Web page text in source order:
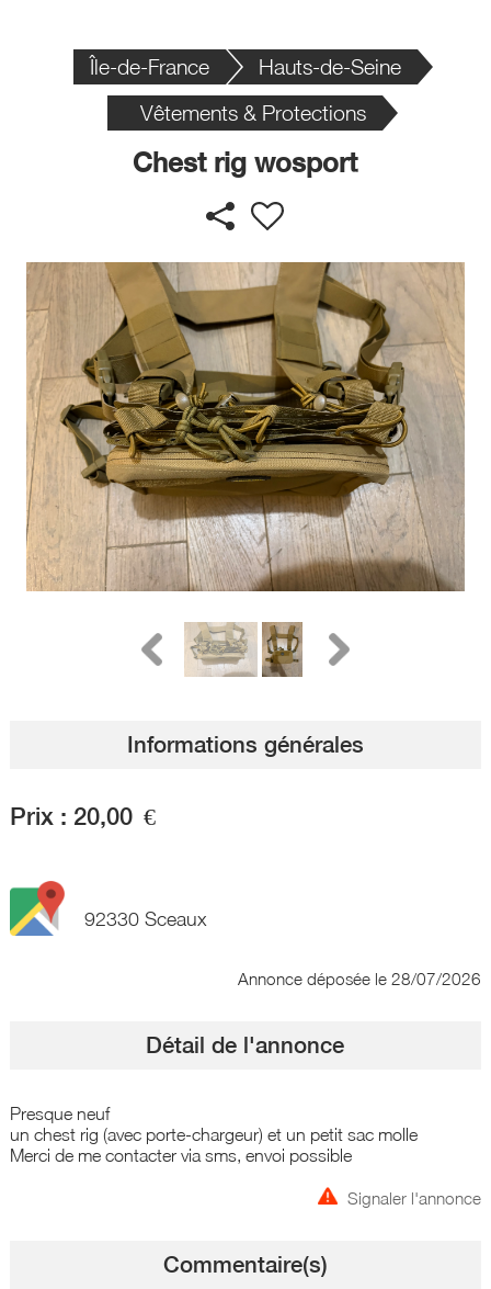
Île-de-France
Hauts-de-Seine
Vêtements & Protections
Chest rig wosport
Informations générales
Prix : 20,00 €
92330 Sceaux
Annonce déposée le 28/07/2026
Détail de l'annonce
Presque neuf
un chest rig (avec porte-chargeur) et un petit sac molle
Merci de me contacter via sms, envoi possible
Signaler l'annonce
Commentaire(s)